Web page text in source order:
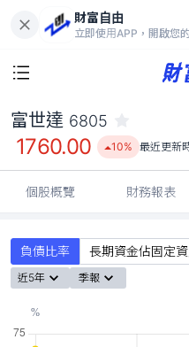
財富自由
立即使用APP，開啟您
1760.00
富世達 6805
1760.00 10% 最近更新
個股概覽 財務報表
負債比率 長期資金佔固定
近5年 季報